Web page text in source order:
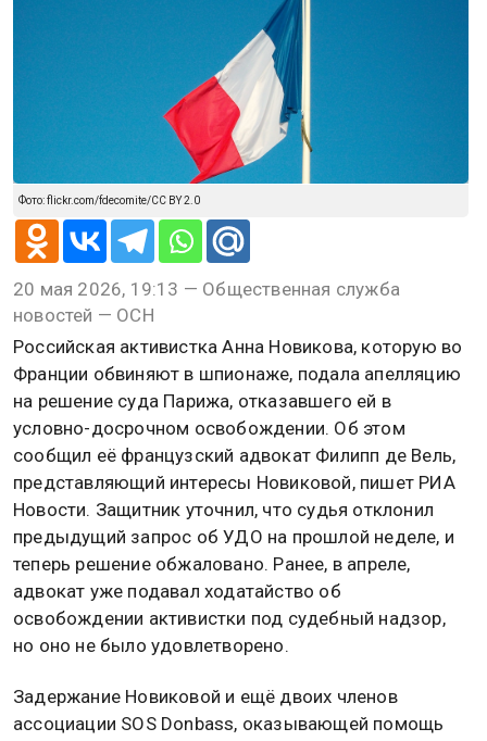
Фото: flickr.com/fdecomite/CC BY 2.0
20 мая 2026, 19:13 — Общественная служба
новостей — ОСН
Российская активистка Анна Новикова, которую во
Франции обвиняют в шпионаже, подала апелляцию
на решение суда Парижа, отказавшего ей в
условно-досрочном освобождении. Об этом
сообщил её французский адвокат Филипп де Вель,
представляющий интересы Новиковой, пишет РИА
Новости. Защитник уточнил, что судья отклонил
предыдущий запрос об УДО на прошлой неделе, и
теперь решение обжаловано. Ранее, в апреле,
адвокат уже подавал ходатайство об
освобождении активистки под судебный надзор,
но оно не было удовлетворено.
Задержание Новиковой и ещё двоих членов
ассоциации SOS Donbass, оказывающей помощь